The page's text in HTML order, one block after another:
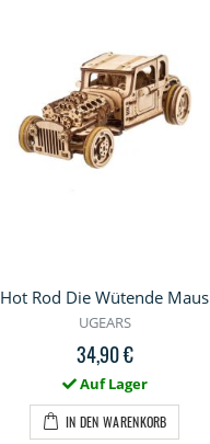
Hot Rod Die Wütende Maus
UGEARS
34,90 €
Auf Lager
IN DEN WARENKORB